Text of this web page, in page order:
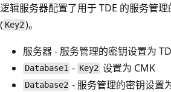
逻辑服务器配置了用于 TDE 的服务管
( Key2)。
服务器 - 服务管理的密钥设置为
Database1 - Key2设置为 CMK
Database2 - 服务管理的密钥设置